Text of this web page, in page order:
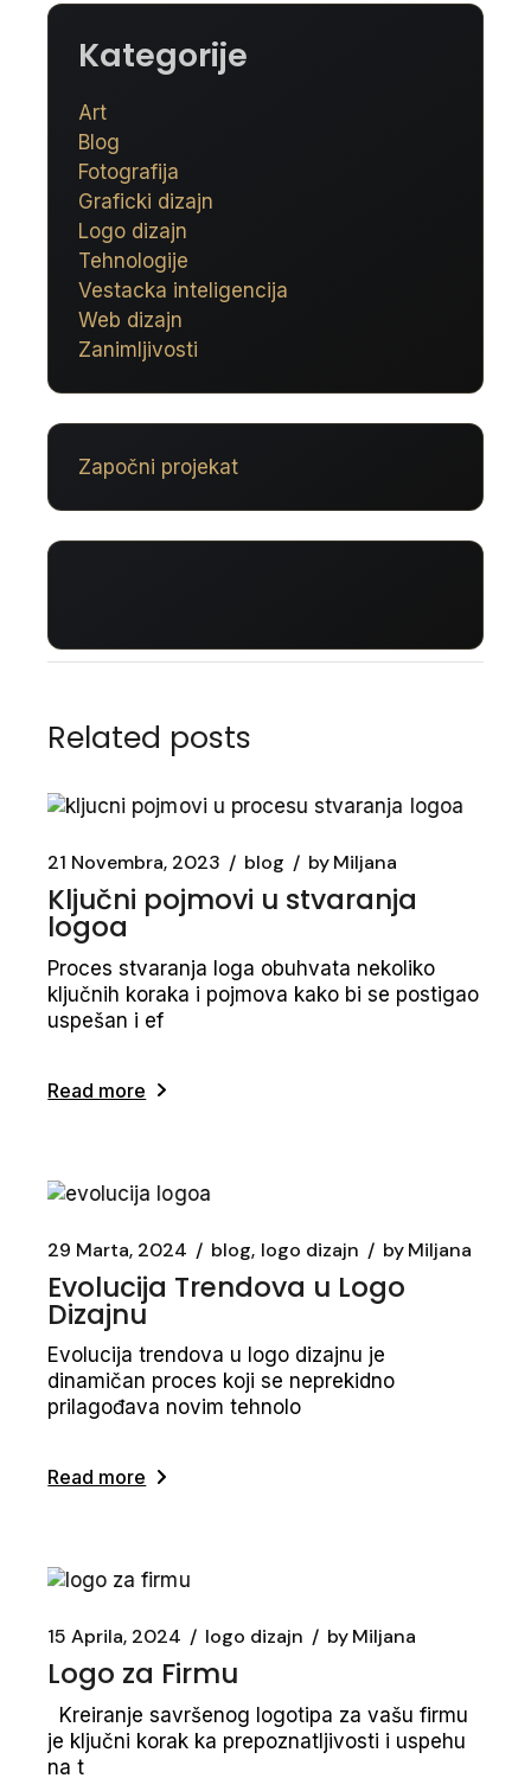
Kategorije
Art
Blog
Fotografija
Graficki dizajn
Logo dizajn
Tehnologije
Vestacka inteligencija
Web dizajn
Zanimljivosti
Započni projekat
Related posts
21 Novembra, 2023 blog byMiljana
Ključni pojmovi u stvaranja
logoa
Proces stvaranja loga obuhvata nekoliko
ključnih koraka i pojmova kako bi se postigao
uspešan i ef
Read more
29 Marta, 2024 blog logo dizajn byMiljana
Evolucija Trendova u Logo
Dizajnu
Evolucija trendova u logo dizajnu je
dinamičan proces koji se neprekidno
prilagođava novim tehnolo
Read more
15 Aprila, 2024 logo dizajn byMiljana
Logo za Firmu
Kreiranje savršenog logotipa za vašu firmu
je ključni korak ka prepoznatljivosti i uspehu
na t